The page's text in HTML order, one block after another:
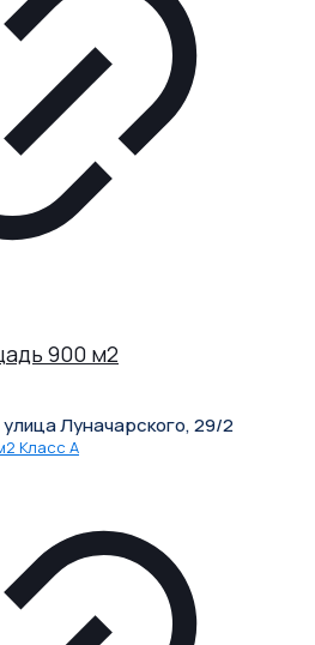
900 м2
Луначарского, 29/2